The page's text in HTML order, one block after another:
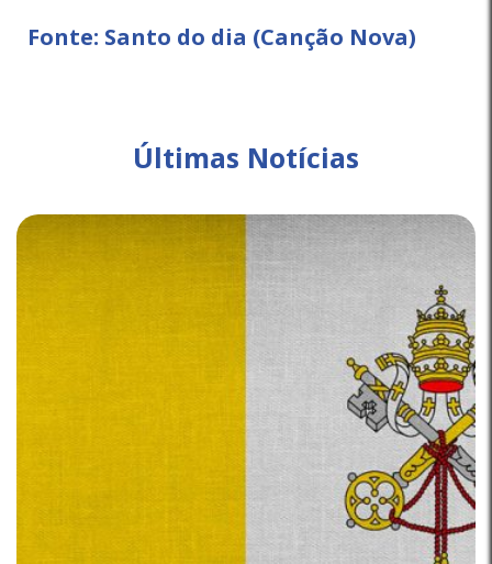
Fonte: Santo do dia (Canção Nova)
Últimas Notícias